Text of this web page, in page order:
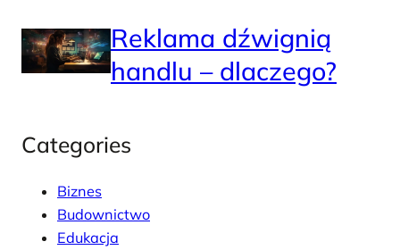
Reklama dźwignią
handlu – dlaczego?
Categories
Biznes
Budownictwo
Edukacja